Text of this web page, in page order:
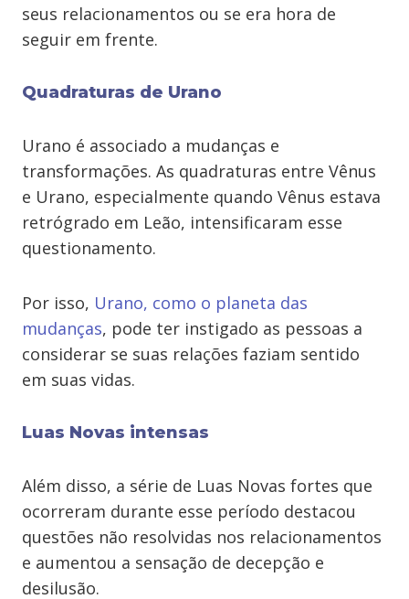
seus relacionamentos ou se era hora de
seguir em frente.
Quadraturas de Urano
Urano é associado a mudanças e
transformações. As quadraturas entre Vênus
e Urano, especialmente quando Vênus estava
retrógrado em Leão, intensificaram esse
questionamento.
Por isso, Urano, como o planeta das
mudanças, pode ter instigado as pessoas a
considerar se suas relações faziam sentido
em suas vidas.
Luas Novas intensas
Além disso, a série de Luas Novas fortes que
ocorreram durante esse período destacou
questões não resolvidas nos relacionamentos
e aumentou a sensação de decepção e
desilusão.